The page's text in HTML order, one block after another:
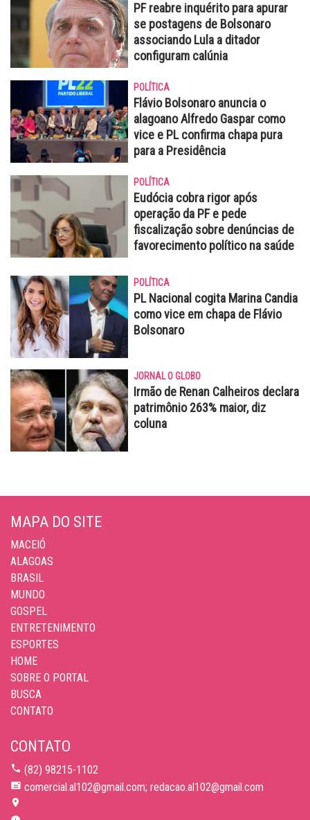
PF reabre inquérito para apurar
se postagens de Bolsonaro
associando Lula a ditador
configuram calúnia
POLÍTICA
Flávio Bolsonaro anuncia o
alagoano Alfredo Gaspar como
vice e PL confirma chapa pura
para a Presidência
POLÍTICA
Eudócia cobra rigor após
operação da PF e pede
fiscalização sobre denúncias de
favorecimento político na saúde
POLÍTICA
PL Nacional cogita Marina Candia
como vice em chapa de Flávio
Bolsonaro
JORNAL O GLOBO
Irmão de Renan Calheiros declara
patrimônio 263% maior, diz
coluna
MAPA DO SITE
MACEIÓ
ALAGOAS
BRASIL
MUNDO
GOSPEL
ENTRETENIMENTO
ESPORTES
HOME
SOBRE O PORTAL
BUSCA
CONTATO
CONTATO
(82) 98215-1102
comercial.al102@gmail.com; redacao.al102@gmail.com